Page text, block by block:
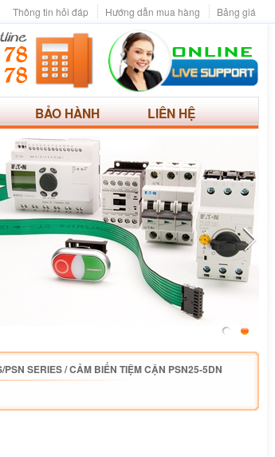
Bảng giá
Hướng dẫn mua hàng
Thông tin hỏi đáp
BẢO HÀNH LIÊN HỆ
PSN SERIES/CẢM BIẾN TIỆM CẬN PSN25-5DN